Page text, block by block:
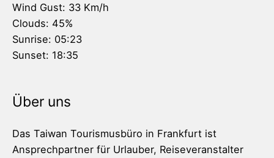
Wind Gust: 33 Km/h
Clouds: 45%
Sunrise: 05:23
Sunset: 18:35
Über uns
Das Taiwan Tourismusbüro in Frankfurt ist
Ansprechpartner für Urlauber, Reiseveranstalter